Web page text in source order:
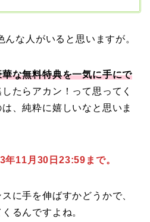
な人がいると思いますが。
な無料特典を一気に手にで
たらアカン！って思ってく
、純粋に嬉しいなと思いま
年11月30日23:59まで。
に手を伸ばすかどうかで、
るんですよね。